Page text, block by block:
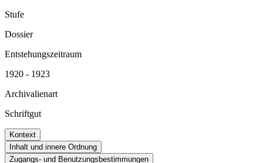
Stufe
Dossier
Entstehungszeitraum
1920 - 1923
Archivalienart
Schriftgut
Kontext
Inhalt und innere Ordnung
Zugangs- und Benutzungsbestimmungen